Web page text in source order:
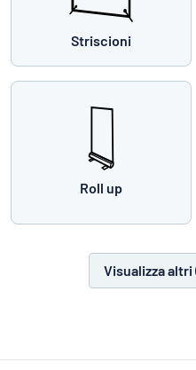
Striscioni
Roll up
Visualizza